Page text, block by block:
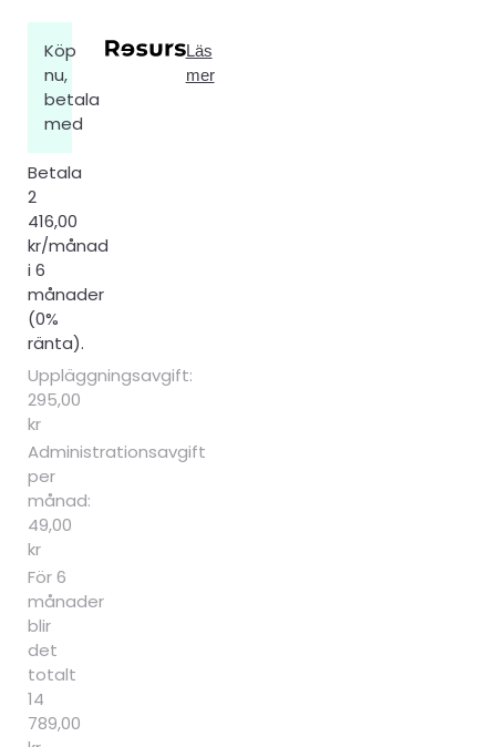
Köp
nu,
betala
med
Läs
mer
Betala
2
416,00
kr/månad
i 6
månader
(0%
ränta).
Uppläggningsavgift:
295,00
kr
Administrationsavgift
per
månad:
49,00
kr
För 6
månader
blir
det
totalt
14
789,00